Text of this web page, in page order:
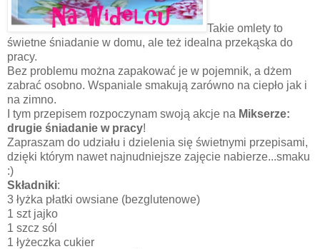
Takie omlety to
świetne śniadanie w domu, ale też idealna przekąska do
pracy.
Bez problemu można zapakować je w pojemnik, a dżem
zabrać osobno. Wspaniale smakują zarówno na ciepło jak i
na zimno.
I tym przepisem rozpoczynam swoją akcje na Mikserze:
drugie śniadanie w pracy!
Zapraszam do udziału i dzielenia się świetnymi przepisami,
dzięki którym nawet najnudniejsze zajęcie nabierze...smaku
:)
Składniki:
3 łyżka płatki owsiane (bezglutenowe)
1 szt jajko
1 szcz sól
1 łyżeczka cukier